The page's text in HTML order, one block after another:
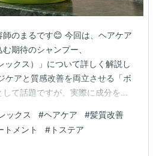
師のまるです😊 ​今回は、ヘアケア
期待のシャンプー、
ックス）」について詳しく解説し
ケアと質感改善を両立させる「ボ
て話題ですが、実際に成分を見
した。 🌟今回の商品はこちら🌟
クス ボンド メルティライト シャ
セット 】 世界初 質感改善 シャン
ックス #ヘアケア #髪質改善
トメント # トステア